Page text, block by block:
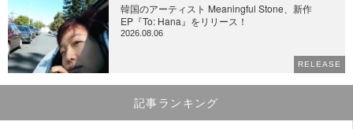
韓国のアーティスト Meaningful Stone、新作
EP『To: Hana』をリリース！
2026.08.06
RELEASE
記事ランキング